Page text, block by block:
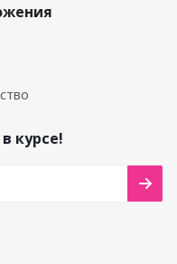
курсе!